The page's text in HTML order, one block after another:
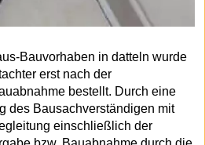
Bauvorhaben in datteln wurde
erst nach der
bestellt. Durch eine
des Bausachverständigen mit
einschließlich der